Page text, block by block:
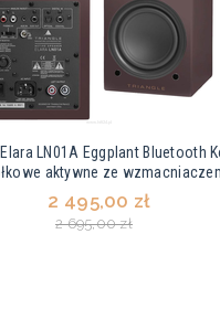
Elara LN01A Eggplant Bluetooth
aktywne ze
2 495,00 zł
2 695,00 zł